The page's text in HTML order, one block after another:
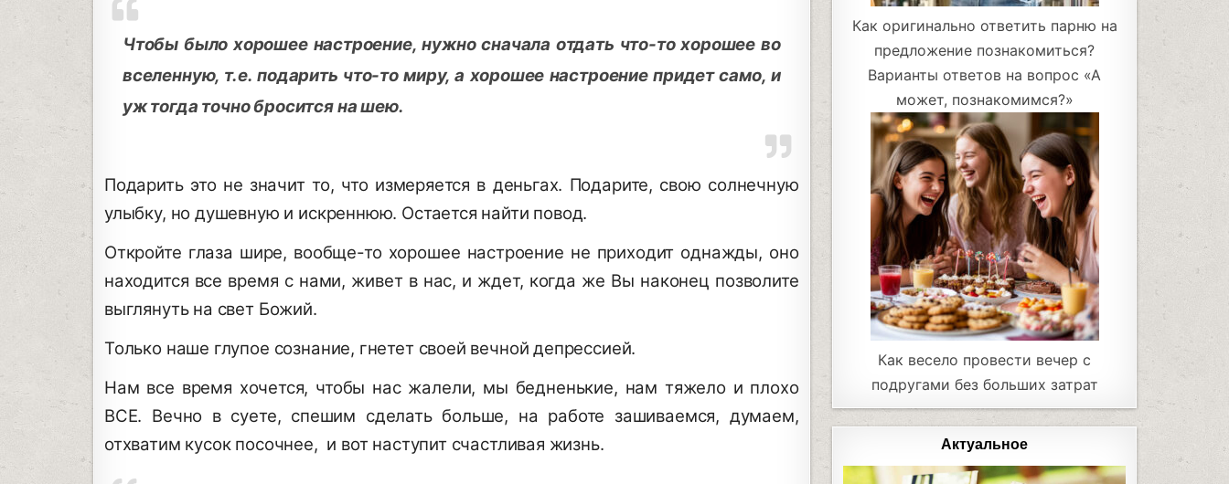
Чтобы было хорошее настроение, нужно сначала отдать что-то хорошее во
вселенную, т.е. подарить что-то миру, а хорошее настроение придет само, и
уж тогда точно бросится на шею.
Подарить это не значит то, что измеряется в деньгах. Подарите, свою солнечную
улыбку, но душевную и искреннюю. Остается найти повод.
Откройте глаза шире, вообще-то хорошее настроение не приходит однажды, оно
находится все время с нами, живет в нас, и ждет, когда же Вы наконец позволите
выглянуть на свет Божий.
Только наше глупое сознание, гнетет своей вечной депрессией.
Нам все время хочется, чтобы нас жалели, мы бедненькие, нам тяжело и плохо
ВСЕ. Вечно в суете, спешим сделать больше, на работе зашиваемся, думаем,
отхватим кусок посочнее, и вот наступит счастливая жизнь.
Как оригинально ответить парню на
предложение познакомиться?
Варианты ответов на вопрос «А
может, познакомимся?»
Как весело провести вечер с
подругами без больших затрат
Актуальное